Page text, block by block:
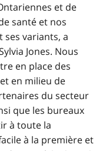
et de
santé et nos
ses variants, a
Jones. Nous
en place des
en milieu de
du secteur
que les bureaux
à toute la
à la première et